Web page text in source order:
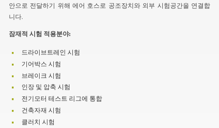
안으로 전달하기 위해 에어 호스로 공조장치와 외부 시험공간을 연결합
니다.
잠재적 시험 적용분야:
드라이브트레인 시험
기어박스 시험
브레이크 시험
인장 및 압축 시험
전기모터 테스트 리그에 통합
건축자재 시험
클러치 시험